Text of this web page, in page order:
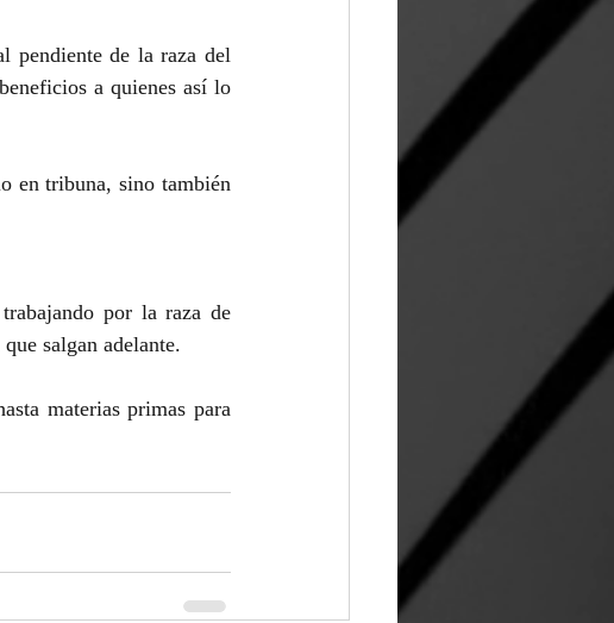
pendiente de la raza del
a quienes así lo
en tribuna, sino también
por la raza de
salgan adelante.
materias primas para